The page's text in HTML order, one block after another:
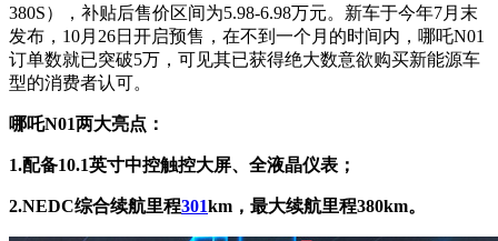
380S），补贴后售价区间为5.98-6.98万元。新车于今年7月末
发布，10月26日开启预售，在不到一个月的时间内，哪吒N01
订单数就已突破5万，可见其已获得绝大数意欲购买新能源车
型的消费者认可。
哪吒N01两大亮点：
1.配备10.1英寸中控触控大屏、全液晶仪表 ；
2.NEDC综合续航里程301km，最大续航里程380km。